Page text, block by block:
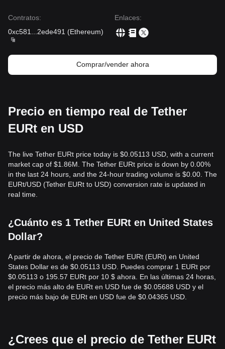
Contratos:
0xc581
2ede491 (Ethereum)
Enlaces:
Comprar/vender ahora
Precio en tiempo real de Tether
EURt en USD
The live Tether EURt price today is $0.05113 USD, with a current
market cap of $1.86M. The Tether EURt price is down by 0.00%
in the last 24 hours, and the 24-hour trading volume is $0.00. The
EURt/USD (Tether EURt to USD) conversion rate is updated in
real time.
¿Cuánto es 1 Tether EURt en United States
Dollar?
A partir de ahora, el precio de Tether EURt (EURt) en United
States Dollar es de $0.05113 USD. Puedes comprar 1 EURt por
$0.05113 o 195.57 EURt por 10 $ ahora. En las últimas 24 horas,
el precio más alto de EURt en USD fue de $0.05688 USD y el
precio más bajo de EURt en USD fue de $0.04365 USD.
¿Crees que el precio de Tether EURt